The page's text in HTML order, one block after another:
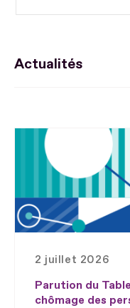
Actualités
2 juillet 2026
Parution du
chômage des